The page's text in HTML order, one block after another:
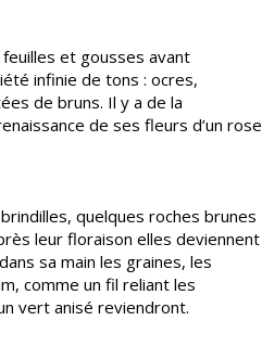
et gousses avant
infinie de tons : ocres,
de bruns. Il y a de la
de ses fleurs d’un rose
quelques roches brunes
leur floraison elles deviennent
sa main les graines, les
comme un fil reliant les
vert anisé reviendront.